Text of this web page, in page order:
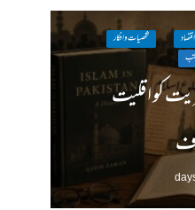
شخصیات وافکار
کو اقلیت